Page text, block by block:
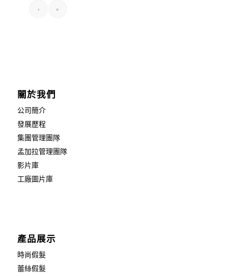
› »
關於我們
公司簡介
發展歷程
集團管理團隊
孟加拉管理團隊
影片庫
工廠圖片庫
產品展示
時尚假髮
蕾絲假髮